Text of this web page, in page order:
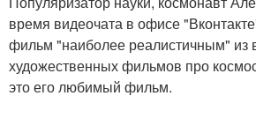
время видеочата в офисе
фильм "наиболее реалистичным" из
художественных фильмов про
это его любимый фильм.